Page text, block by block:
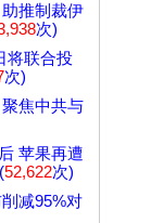
推制裁伊
次)
将联合投
次)
焦中共与
苹果再遭
(52,622次)
减95%对